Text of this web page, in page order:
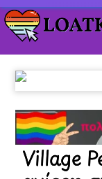
Skip
to
content
Village